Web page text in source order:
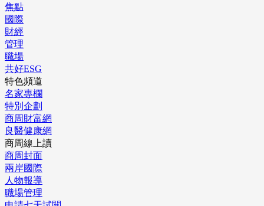
焦點
國際
財經
管理
職場
共好ESG
特色頻道
名家專欄
特別企劃
商周財富網
良醫健康網
商周線上讀
商周封面
兩岸國際
人物報導
職場管理